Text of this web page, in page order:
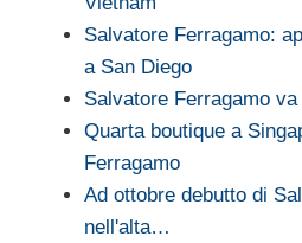
Salvatore Ferragamo:
a San Diego
Salvatore Ferragamo
Quarta boutique a
Ferragamo
Ad ottobre debutto di
nell'alta…